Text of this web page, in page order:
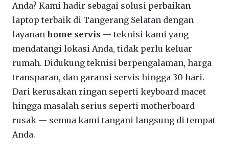
Anda? Kami hadir sebagai solusi perbaikan
laptop terbaik di Tangerang Selatan dengan
layanan home servis — teknisi kami yang
mendatangi lokasi Anda, tidak perlu keluar
rumah. Didukung teknisi berpengalaman, harga
transparan, dan garansi servis hingga 30 hari.
Dari kerusakan ringan seperti keyboard macet
hingga masalah serius seperti motherboard
rusak — semua kami tangani langsung di tempat
Anda.